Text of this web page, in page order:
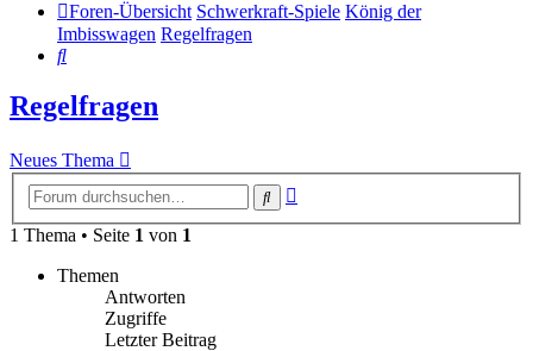
Foren-Übersicht Schwerkraft-Spiele König der
Imbisswagen Regelfragen
Suche
Regelfragen
Neues Thema
Suche
1 Thema • Seite 1 von 1
Themen
Antworten
Zugriffe
Letzter Beitrag